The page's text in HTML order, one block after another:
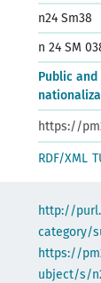
n24 Sm38
n 24 SM
Public
https://
RDF/XML
http://
category/
https://
ubject/s/